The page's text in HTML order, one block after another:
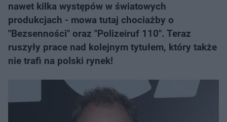
nawet kilka występów w światowych
produkcjach - mowa tutaj chociażby o
"Bezsenności" oraz "Polizeiruf 110". Teraz
ruszyły prace nad kolejnym tytułem, który także
nie trafi na polski rynek!